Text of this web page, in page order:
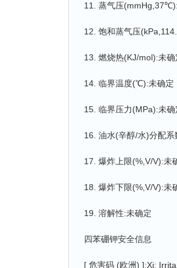
11. 蒸气压
12. 饱和蒸气压
13. 燃烧热(KJ/mol):未确
14. 临界温度(℃):未确定
15. 临界压力(MPa):未确
16. 油水(辛醇/水)分配
17. 爆炸上限(%,V/V):未
18. 爆炸下限(%,V/V):未
19. 溶解性:未确定
四苯硼钾安全信息
[ 危害码 (欧洲) ]:Xi: